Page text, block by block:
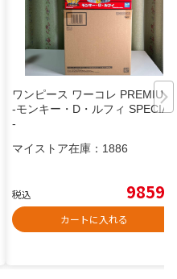
ワンピース ワーコレ PREMIUM
-モンキー・D・ルフィ SPECIAL
-
マイストア在庫： 1886
税込 9859
カートに入れる